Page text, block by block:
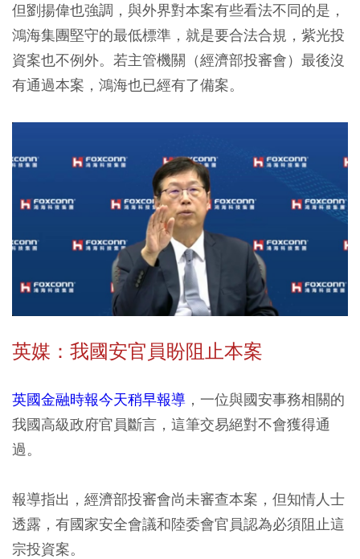
但劉揚偉也強調，與外界對本案有些看法不同的是，
鴻海集團堅守的最低標準，就是要合法合規，紫光投
資案也不例外。若主管機關（經濟部投審會）最後沒
有通過本案，鴻海也已經有了備案。
英媒：我國安官員盼阻止本案
英國金融時報今天稍早報導 ，一位與國安事務相關的
我國高級政府官員斷言，這筆交易絕對不會獲得通
過。
報導指出，經濟部投審會尚未審查本案，但知情人士
透露，有國家安全會議和陸委會官員認為必須阻止這
宗投資案。